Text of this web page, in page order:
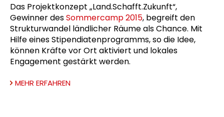
Das Projektkonzept „Land.Schafft.Zukunft“,
Gewinner desSommercamp 2015, begreift den
Strukturwandel ländlicher Räume als Chance. Mit
Hilfe eines Stipendiatenprogramms, so die Idee,
können Kräfte vor Ort aktiviert und lokales
Engagement gestärkt werden.
MEHR ERFAHREN